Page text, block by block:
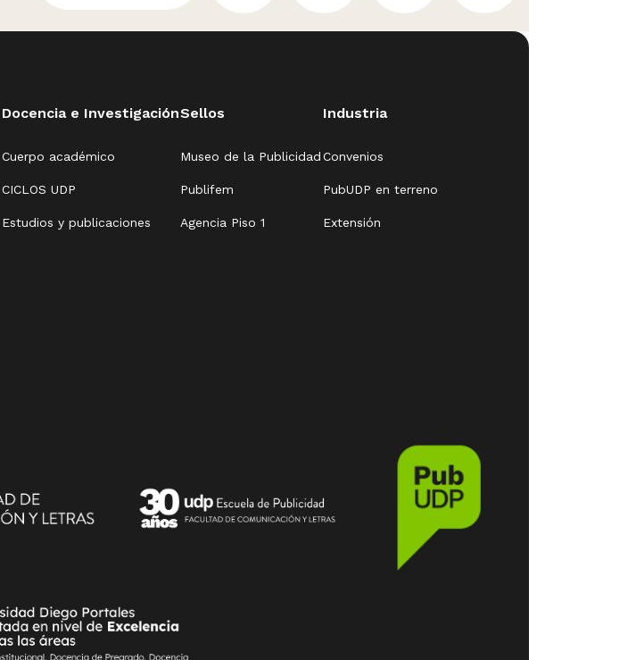
Docencia e Investigación
Cuerpo académico
CICLOS UDP
Estudios y publicaciones
Sellos
Museo de la Publicidad
Publifem
Agencia Piso 1
Industria
Convenios
PubUDP en terreno
Extensión